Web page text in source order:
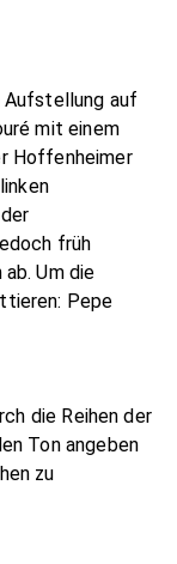
Aufstellung auf
mit einem
Hoffenheimer
früh
Um die
Pepe
die Reihen der
Ton angeben
zu